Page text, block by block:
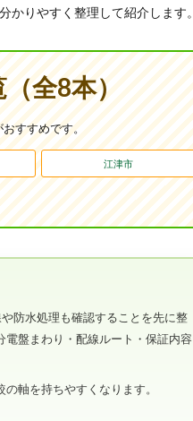
りやすく整理して紹介します。
全8本）
すすめです。
江津市
防水処理も確認することを先に整
盤まわり・配線ルート・保証内容
軸を持ちやすくなります。